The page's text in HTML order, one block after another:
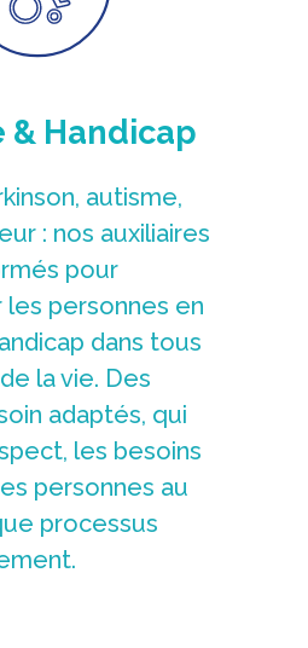
& Handicap
autisme,
: nos auxiliaires
pour
personnes en
dans tous
la vie. Des
adaptés, qui
les besoins
personnes au
processus